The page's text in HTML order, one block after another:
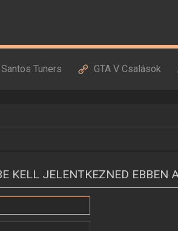
Tuners GTA V Csalások
KELL JELENTKEZNED EBBEN